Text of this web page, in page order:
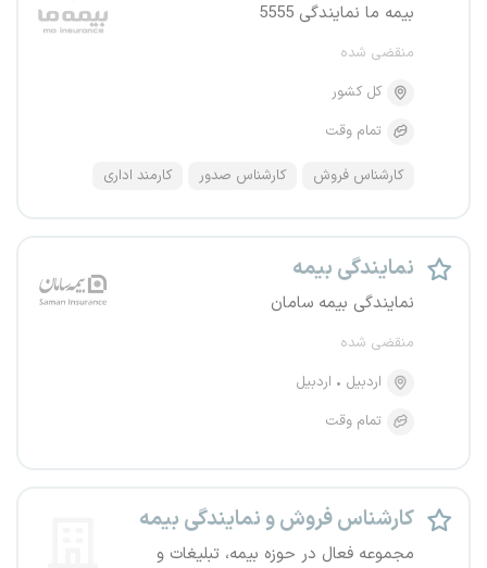
بیمه ما نمایندگی 5555
منقضی شده
کل کشور
تمام وقت
کارشناس فروش کارشناس صدور کارمند اداری
نمایندگی بیمه
نمایندگی بیمه سامان
منقضی شده
اردبیل
اردبیل
تمام وقت
کارشناس فروش و نمایندگی بیمه
مجموعه فعال در حوزه بیمه، تبلیغات و